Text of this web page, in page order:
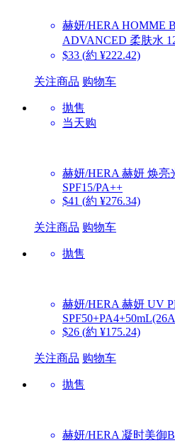
赫妍/HERA HOMME
ADVANCED 柔肤水
$33 (約 ¥222.42)
关注商品 购物车
抛售
当天购
赫妍/HERA 赫妍 焕亮
SPF15/PA++
$41 (約 ¥276.34)
关注商品 购物车
抛售
赫妍/HERA 赫妍 UV
$26 (約 ¥175.24)
关注商品 购物车
抛售
赫妍/HERA 凝时美御